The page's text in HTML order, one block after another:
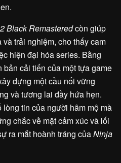
Black Remasteredcòn giúp
trải nghiệm, cho thấy cam
hiện đại hóa series. Bằng
cải tiến của một tựa game
dựng một cầu nối vững
và tương lai đầy hứa hẹn.
tin của người hâm mộ mà
chắc về mặt cảm xúc và lối
ra mắt hoành tráng củaNinja